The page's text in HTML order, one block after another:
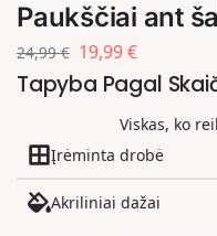
Paukščiai ant
24,99€ 19,99€
Tapyba Pagal
Viskas, ko
Įrėminta drobė
Akriliniai dažai